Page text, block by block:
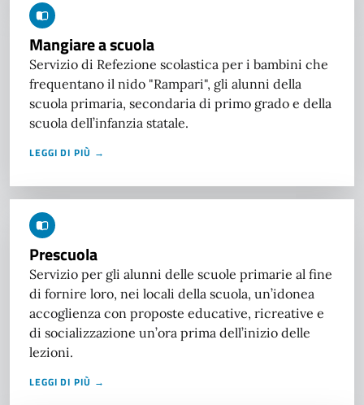
Mangiare a scuola
Servizio di Refezione scolastica per i bambini che
frequentano il nido "Rampari", gli alunni della
scuola primaria, secondaria di primo grado e della
scuola dell’infanzia statale.
LEGGI DI PIÙ →
Prescuola
Servizio per gli alunni delle scuole primarie al fine
di fornire loro, nei locali della scuola, un’idonea
accoglienza con proposte educative, ricreative e
di socializzazione un’ora prima dell’inizio delle
lezioni.
LEGGI DI PIÙ →